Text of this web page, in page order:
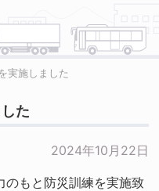
実施しました
た
2024年10月22日
のもと防災訓練を実施致